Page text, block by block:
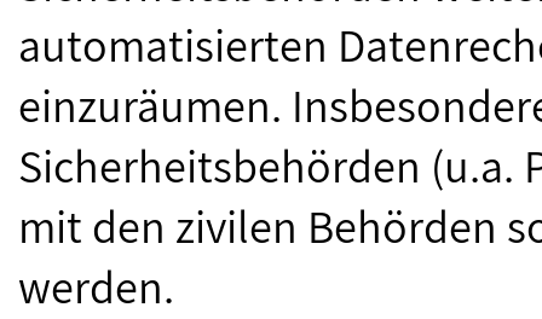
automatisierten
einzuräumen.
Sicherheitsbehörden (u.a.
mit den zivilen Behörden
werden.